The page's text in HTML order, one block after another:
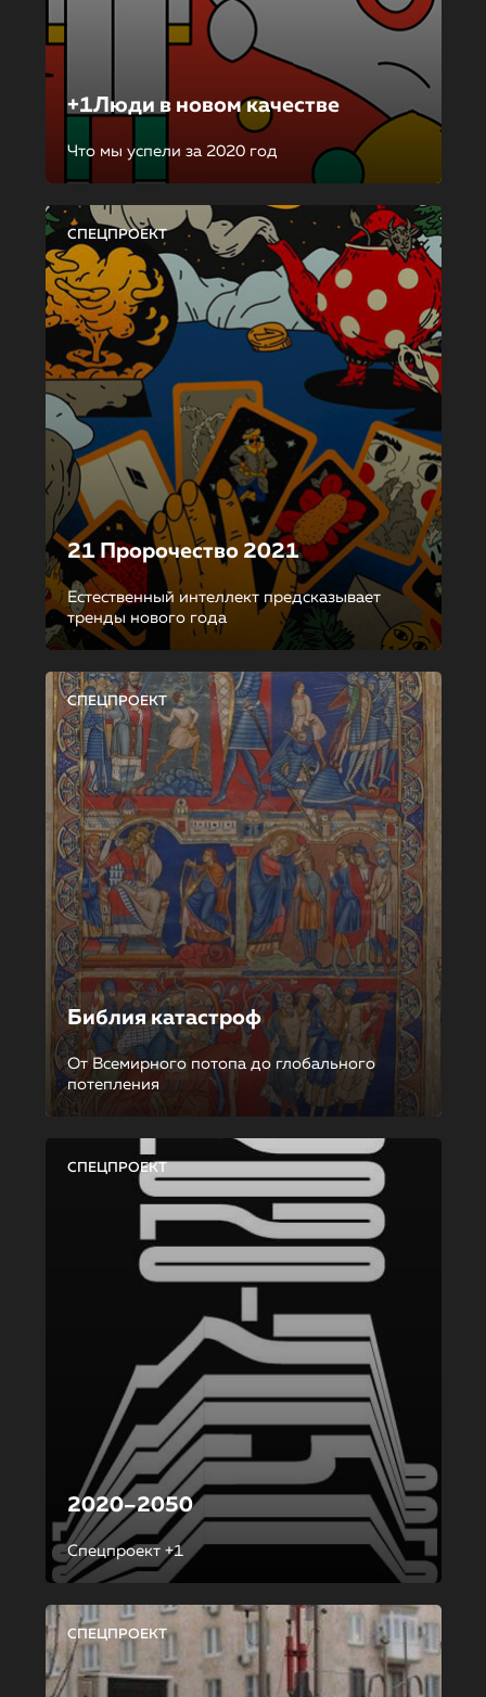
+1Люди в новом качестве
Что мы успели за 2020 год
СПЕЦПРОЕКТ
21 Пророчество 2021
Естественный интеллект предсказывает
тренды нового года
СПЕЦПРОЕКТ
Библия катастроф
От Всемирного потопа до глобального
потепления
СПЕЦПРОЕКТ
2020–2050
Спецпроект +1
СПЕЦПРОЕКТ